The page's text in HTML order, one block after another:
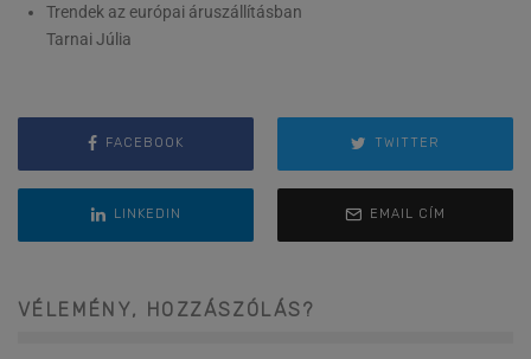
Trendek az európai áruszállításban
Tarnai Júlia
FACEBOOK TWITTER
LINKEDIN EMAIL CÍM
VÉLEMÉNY, HOZZÁSZÓLÁS?